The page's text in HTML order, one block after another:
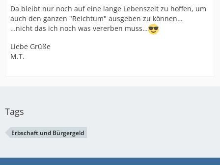
Da bleibt nur noch auf eine lange Lebenszeit zu hoffen, um
auch den ganzen "Reichtum" ausgeben zu können…
…nicht das ich noch was vererben muss…
Liebe Grüße
M.T.
Tags
Erbschaft und Bürgergeld